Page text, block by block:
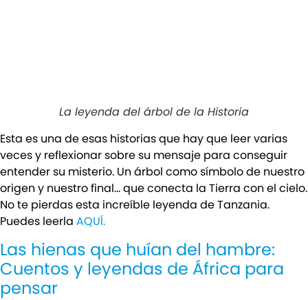
La leyenda del árbol de la Historia
Esta es una de esas historias que hay que leer varias
veces y reflexionar sobre su mensaje para conseguir
entender su misterio. Un árbol como símbolo de nuestro
origen y nuestro final… que conecta la Tierra con el cielo.
No te pierdas esta increíble leyenda de Tanzania.
Puedes leerla AQUÍ.
Las hienas que huían del hambre:
Cuentos y leyendas de África para
pensar